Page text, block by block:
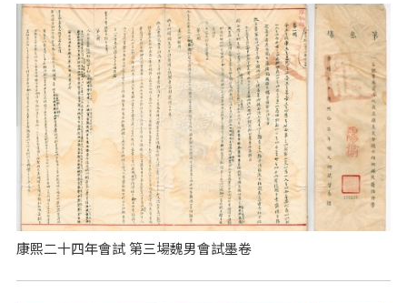
康熙二十四年會試 第三場魏男會試墨卷